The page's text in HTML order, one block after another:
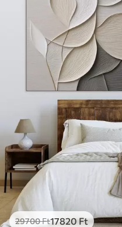
29700Ft17820Ft